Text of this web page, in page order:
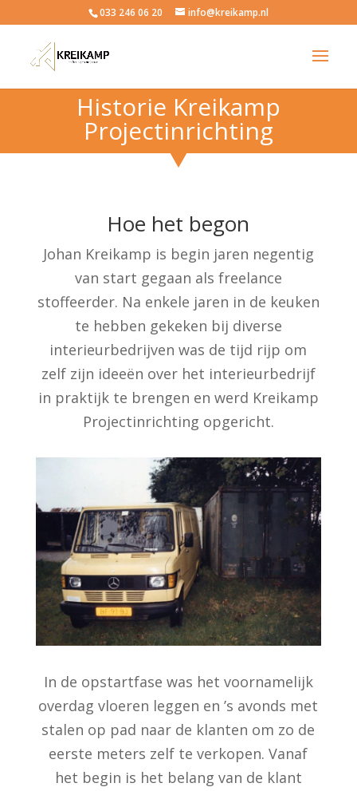
033 246 06 20 info@kreikamp.nl
Historie Kreikamp
Projectinrichting
Hoe het begon
Johan Kreikamp is begin jaren negentig
van start gegaan als freelance
stoffeerder. Na enkele jaren in de keuken
te hebben gekeken bij diverse
interieurbedrijven was de tijd rijp om
zelf zijn ideeën over het interieurbedrijf
in praktijk te brengen en werd Kreikamp
Projectinrichting opgericht.
In de opstartfase was het voornamelijk
overdag vloeren leggen en ’s avonds met
stalen op pad naar de klanten om zo de
eerste meters zelf te verkopen. Vanaf
het begin is het belang van de klant